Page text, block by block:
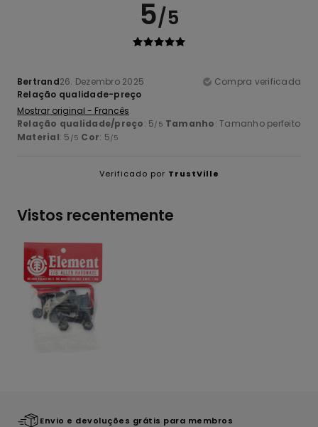
5/5
Bertrand26. Dezembro 2025
Compra verificada
Relação qualidade-preço
Mostrar original - Francês
Relação qualidade/preço: 5/5 Tamanho: Tamanho perfeito
Material: 5 /5 Cor: 5/5
Verificado por TrustVille
Vistos recentemente
Envio e devoluções grátis para membros